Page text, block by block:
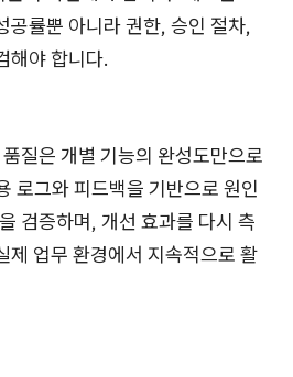
공률뿐 아니라 권한, 승인 절차,
해야 합니다.
질은 개별 기능의 완성도만으로
로그와 피드백을 기반으로 원인
검증하며, 개선 효과를 다시 측
제 업무 환경에서 지속적으로 활